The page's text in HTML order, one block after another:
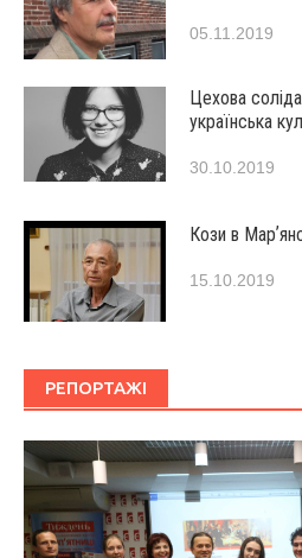
05.11.2019
Цехова
українська
30.10.2019
Кози в
15.10.2019
РЕПОРТАЖІ